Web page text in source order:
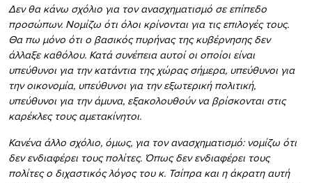
Δεν θα κάνω σχόλιο για τον ανασχηματισμό σε επίπεδο
προσώπων. Νομίζω ότι όλοι κρίνονται για τις επιλογές τους.
Θα πω μόνο ότι ο βασικός πυρήνας της κυβέρνησης δεν
άλλαξε καθόλου. Κατά συνέπεια αυτοί οι οποίοι είναι
υπεύθυνοι για την κατάντια της χώρας σήμερα, υπεύθυνοι για
την οικονομία, υπεύθυνοι για την εξωτερική πολιτική,
υπεύθυνοι για την άμυνα, εξακολουθούν να βρίσκονται στις
καρέκλες τους αμετακίνητοι.
Κανένα άλλο σχόλιο, όμως, για τον ανασχηματισμό: νομίζω ότι
δεν ενδιαφέρει τους πολίτες. Όπως δεν ενδιαφέρει τους
πολίτες ο διχαστικός λόγος του κ. Τσίπρα και η άκρατη αυτή